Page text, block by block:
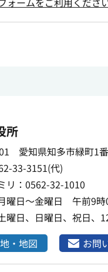
所
愛知県知多市緑町1
33-3151(代)
リ：0562-32-1010
曜日～金曜日 午前9時
曜日、日曜日、祝日、
・地図
お問